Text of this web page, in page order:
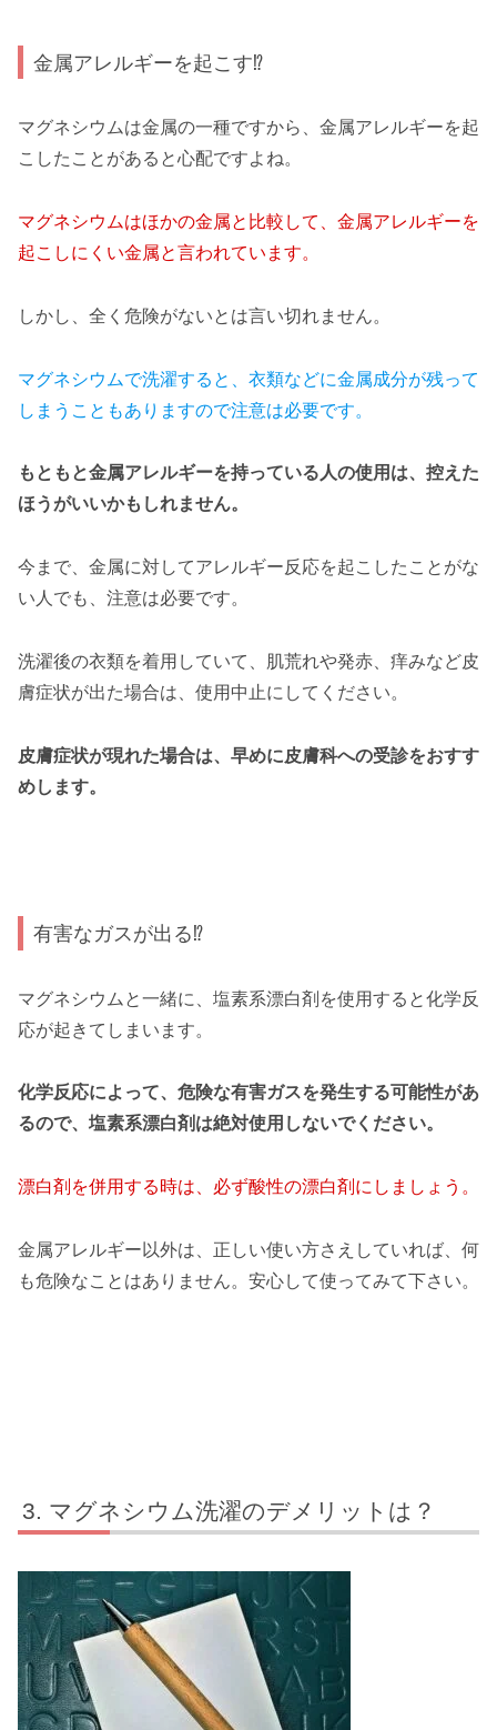
金属アレルギーを起こす⁉
マグネシウムは金属の一種ですから、金属アレルギーを起
こしたことがあると心配ですよね。
マグネシウムはほかの金属と比較して、金属アレルギーを
起こしにくい金属と言われています。
しかし、全く危険がないとは言い切れません。
マグネシウムで洗濯すると、衣類などに金属成分が残って
しまうこともありますので注意は必要です。
もともと金属アレルギーを持っている人の使用は、控えた
ほうがいいかもしれません。
今まで、金属に対してアレルギー反応を起こしたことがな
い人でも、注意は必要です。
洗濯後の衣類を着用していて、肌荒れや発赤、痒みなど皮
膚症状が出た場合は、使用中止にしてください。
皮膚症状が現れた場合は、早めに皮膚科への受診をおすす
めします。
有害なガスが出る⁉
マグネシウムと一緒に、塩素系漂白剤を使用すると化学反
応が起きてしまいます。
化学反応によって、危険な有害ガスを発生する可能性があ
るので、塩素系漂白剤は絶対使用しないでください。
漂白剤を併用する時は、必ず酸性の漂白剤にしましょう。
金属アレルギー以外は、正しい使い方さえしていれば、何
も危険なことはありません。安心して使ってみて下さい。
マグネシウム洗濯のデメリットは？